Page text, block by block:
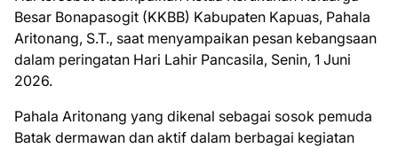
Besar Bonapasogit (KKBB) Kabupaten Kapuas, Pahala
Aritonang, S.T., saat menyampaikan pesan kebangsaan
dalam peringatan Hari Lahir Pancasila, Senin, 1 Juni
2026.
Pahala Aritonang yang dikenal sebagai sosok pemuda
Batak dermawan dan aktif dalam berbagai kegiatan